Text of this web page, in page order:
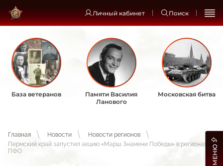
Личный кабинет Поиск
База ветеранов
Памяти Василия
Ланового
Московская битва
Главная Новости
Новости регионов
Пермский край запустил акцию «Марш Знамени Победы» в регионах
ПФО
МЕНЮ